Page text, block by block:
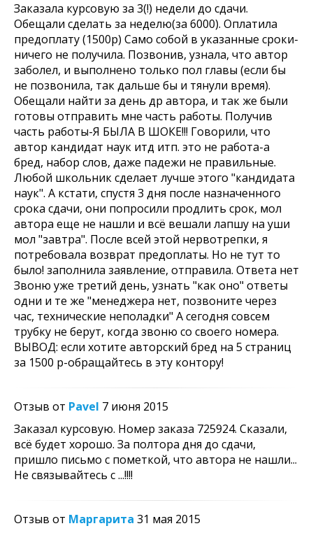
Заказала курсовую за 3(!) недели до сдачи.
Обещали сделать за неделю(за 6000). Оплатила
предоплату (1500р) Само собой в указанные сроки-
ничего не получила. Позвонив, узнала, что автор
заболел, и выполнено только пол главы (если бы
не позвонила, так дальше бы и тянули время).
Обещали найти за день др автора, и так же были
готовы отправить мне часть работы. Получив
часть работы-Я БЫЛА В ШОКЕ!!! Говорили, что
автор кандидат наук итд итп. это не работа-а
бред, набор слов, даже падежи не правильные.
Любой школьник сделает лучше этого "кандидата
наук". А кстати, спустя 3 дня после назначенного
срока сдачи, они попросили продлить срок, мол
автора еще не нашли и всё вешали лапшу на уши
мол "завтра". После всей этой нервотрепки, я
потребовала возврат предоплаты. Но не тут то
было! заполнила заявление, отправила. Ответа нет
Звоню уже третий день, узнать "как оно" ответы
одни и те же "менеджера нет, позвоните через
час, технические неполадки" А сегодня совсем
трубку не берут, когда звоню со своего номера.
ВЫВОД: если хотите авторский бред на 5 страниц
за 1500 р-обращайтесь в эту контору!
Отзыв от Pavel 7 июня 2015
Заказал курсовую. Номер заказа 725924. Сказали,
всё будет хорошо. За полтора дня до сдачи,
пришло письмо с пометкой, что автора не нашли...
Не связывайтесь с ...!!!!
Отзыв от Маргарита 31 мая 2015